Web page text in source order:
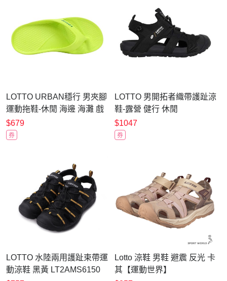
LOTTO URBAN穩行 男夾腳
運動拖鞋-休閒 海邊 海灘 戲
水 游泳 沙灘 LT6AMS7055
蘋果綠
$679
券
LOTTO 男開拓者織帶護趾涼
鞋-露營 健行 休閒
LT6AMS5530 黑銀
$1047
券
LOTTO 水陸兩用護趾束帶運
動涼鞋 黑黃 LT2AMS6150
Lotto 涼鞋 男鞋 避震 反光 卡
其【運動世界】